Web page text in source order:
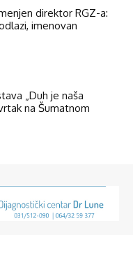
direktor RGZ-a:
imenovan
„Duh je naša
na Šumatnom